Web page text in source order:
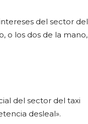
del sector del
o los dos de la mano,
del sector del taxi
desleal».